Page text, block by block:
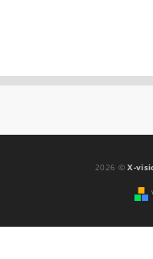
2026 ©X-